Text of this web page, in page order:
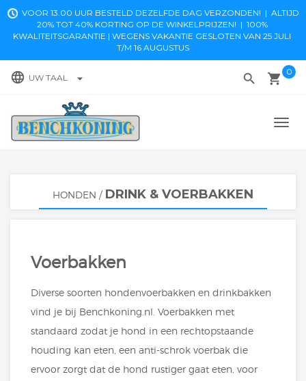
VOOR 13.00 UUR BESTELD DEZELFDE DAG VERZONDEN! | ALTIJD
20% TOT 40% KORTING OP DE WINKELPRIJZEN! | 100%
KWALITEITSGARANTIE | WEGENS VAKANTIE GESLOTEN VAN 25 JULI
T/M 16 AUGUSTUS
language UW TAAL arrow_drop_down local_grocery_store 0
search
HONDEN / DRINK & VOERBAKKEN
Voerbakken
Diverse soorten hondenvoerbakken en drinkbakken
vind je bij Benchkoning.nl. Voerbakken met
standaard zodat je hond in een rechtopstaande
houding kan eten, een anti-schrok voerbak die
ervoor zorgt dat de hond rustiger gaat eten, voor